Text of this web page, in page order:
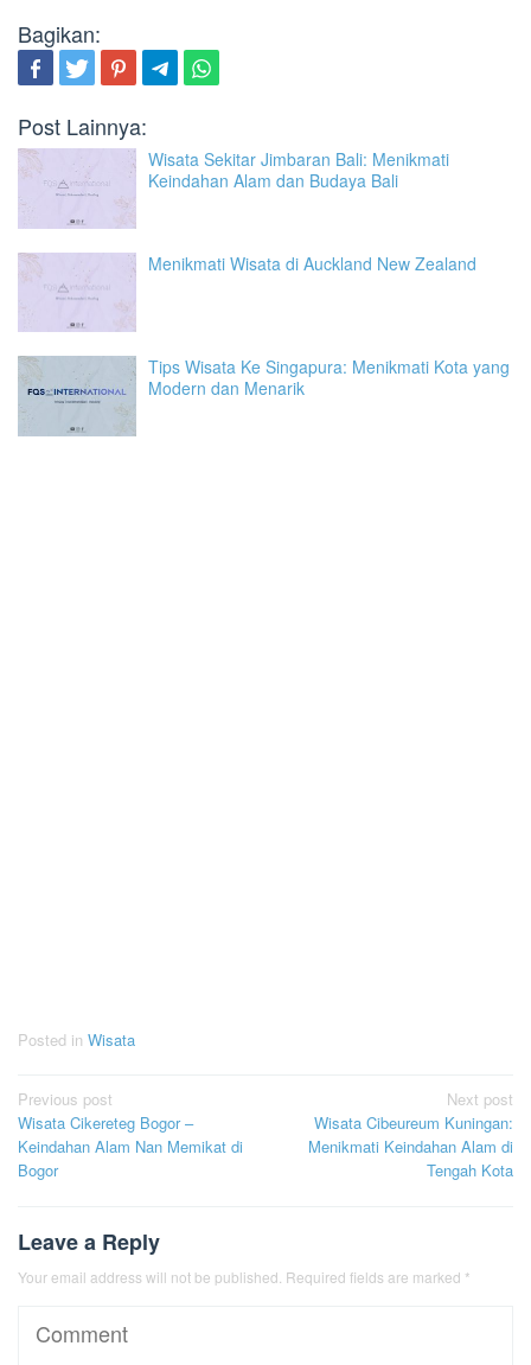
Bagikan:
Post Lainnya:
Wisata Sekitar Jimbaran Bali: Menikmati
Keindahan Alam dan Budaya Bali
Menikmati Wisata di Auckland New Zealand
Tips Wisata Ke Singapura: Menikmati Kota yang
Modern dan Menarik
Posted in Wisata
Post
navigation
Previous post
Wisata Cikereteg Bogor –
Keindahan Alam Nan Memikat di
Bogor
Next post
Wisata Cibeureum Kuningan:
Menikmati Keindahan Alam di
Tengah Kota
Leave a Reply
Your email address will not be published. Required fields are marked *